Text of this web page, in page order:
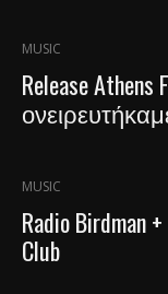
MUSIC
Release Athens
MUSIC
Radio Birdman
Club